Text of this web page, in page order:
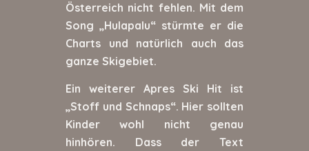
Österreich nicht fehlen. Mit dem
Song „Hulapalu“ stürmte er die
Charts und natürlich auch das
ganze Skigebiet.
Ein weiterer Apres Ski Hit ist
„Stoff und Schnaps“. Hier sollten
Kinder wohl nicht genau
hinhören. Dass der Text